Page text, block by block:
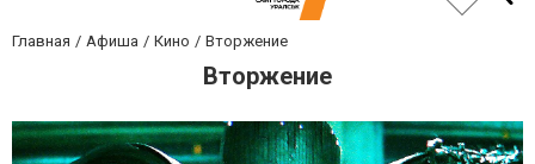
Главная Афиша Кино Вторжение
Вторжение